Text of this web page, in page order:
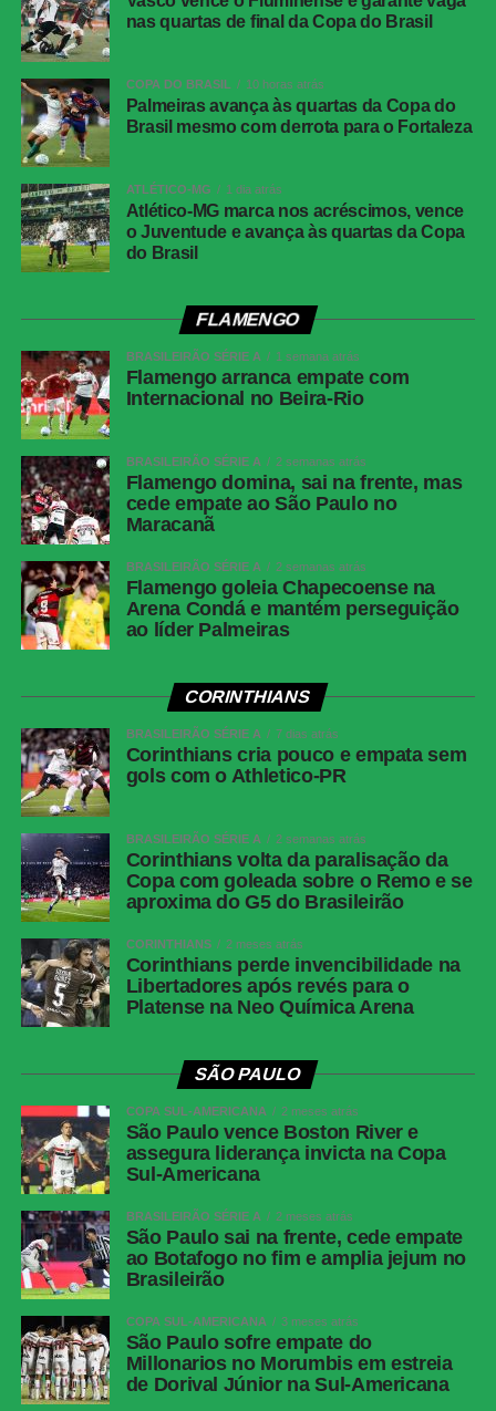
Local
Neo Química Arena, São Paulo (SP)
Data
Horário
19h30 (de Brasília)
Público
38.963 torcedores
Renda
Cartões
amarelos
Benavídez, Jadson, Portilla e Santos
(Athletico-PR); Fernando Diniz, André
Ramalho, Matheuzinho e Rodrigo Garro
Cartões
Nenhum
Árbitro
Paulo Cesar Zanovelli da Silva (MG)
Assistentes
Nailton Junior de Sousa Oliveira (CE) e
VAR
Paulo Renato Moreira da Silva Coelho (RJ)
Corinthians
Hugo Souza; Pedro Milans, André Ramalho,
Raniele e Matheuzinho; Allan, Matheus Pereira
(Breno Bidon), André Carrillo (André) e
Zakaria Labyad (Kaio César); Dieguinho (Yuri
Alberto (Rodrigo Garro)) e Lingard. Técnico:
Fernando Diniz.
Dias; Gilberto, Jadson, Portilla e Claudinho
(Léo Derik); Leozinho (Dudu), Viveros (Rivaldo)
e Mendoza (João Cruz). Técnico: Odair
Hellmann.
COMENTE ABAIXO:
WhatsApp
Facebook
Twitter
Messenger
nas quartas de final da Copa do Brasil
COPA DO BRASIL 10 horas atrás
Palmeiras avança às quartas da Copa do
Brasil mesmo com derrota para o Fortaleza
ATLÉTICO-MG 1 dia atrás
Atlético-MG marca nos acréscimos, vence
o Juventude e avança às quartas da Copa
do Brasil
FLAMENGO
BRASILEIRÃO SÉRIE A 1 semana atrás
Flamengo arranca empate com
Internacional no Beira-Rio
BRASILEIRÃO SÉRIE A 2 semanas atrás
Flamengo domina, sai na frente, mas
cede empate ao São Paulo no
Maracanã
BRASILEIRÃO SÉRIE A 2 semanas atrás
Flamengo goleia Chapecoense na
Arena Condá e mantém perseguição
ao líder Palmeiras
CORINTHIANS
BRASILEIRÃO SÉRIE A 7 dias atrás
Corinthians cria pouco e empata sem
gols com o Athletico-PR
BRASILEIRÃO SÉRIE A 2 semanas atrás
Corinthians volta da paralisação da
Copa com goleada sobre o Remo e se
aproxima do G5 do Brasileirão
CORINTHIANS 2 meses atrás
Corinthians perde invencibilidade na
Libertadores após revés para o
Platense na Neo Química Arena
SÃO PAULO
COPA SUL-AMERICANA 2 meses atrás
São Paulo vence Boston River e
assegura liderança invicta na Copa
Sul-Americana
BRASILEIRÃO SÉRIE A 2 meses atrás
São Paulo sai na frente, cede empate
ao Botafogo no fim e amplia jejum no
Brasileirão
COPA SUL-AMERICANA 3 meses atrás
São Paulo sofre empate do
Millonarios no Morumbis em estreia
de Dorival Júnior na Sul-Americana